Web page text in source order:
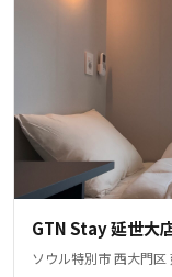
GTN Stay 延世大
ソウル特別市 西大門区